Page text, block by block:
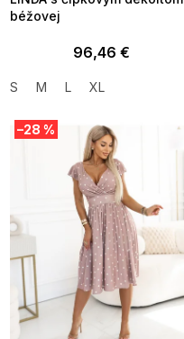
béžovej
96,46 €
S M L XL
–28 %